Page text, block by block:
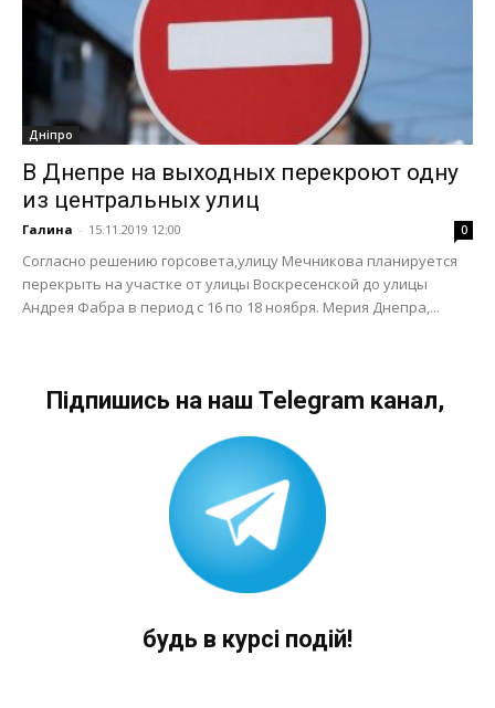
Дніпро
В Днепре на выходных перекроют одну
из центральных улиц
Галина - 15.11.2019 12:00 0
Согласно решению горсовета,улицу Мечникова планируется
перекрыть на участке от улицы Воскресенской до улицы
Андрея Фабра в период с 16 по 18 ноября. Мерия Днепра,...
Підпишись на наш Telegram канал,
будь в курсі подій!